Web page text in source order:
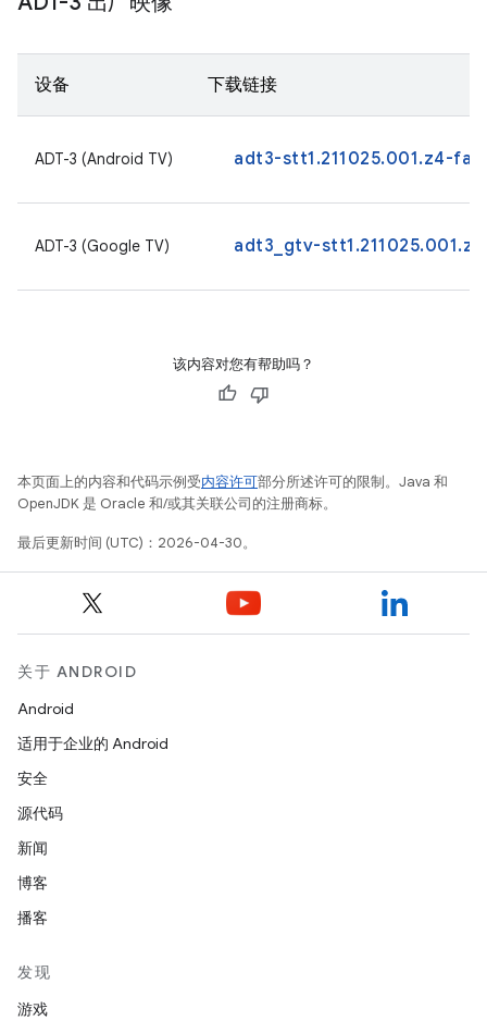
设备 下载链接
ADT-3 (Android TV) adt3-stt1.211025.001.z4-
ADT-3 (Google TV) adt3_gtv-
该内容对您有帮助吗？
本页面上的内容和代码示例受内容许可部分所述许可的限制。Java 和
OpenJDK 是 Oracle 和/或其关联公司的注册商标。
最后更新时间 (UTC)：2026-04-30。
关于 ANDROID
Android
适用于企业的 Android
安全
源代码
新闻
博客
播客
发现
游戏